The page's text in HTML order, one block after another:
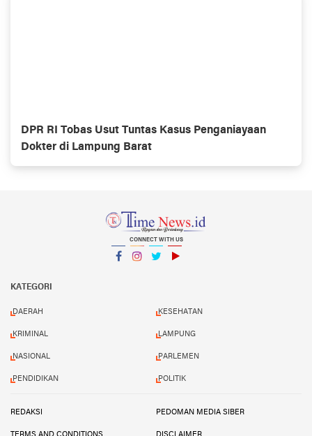
DPR RI Tobas Usut Tuntas Kasus Penganiayaan
Dokter di Lampung Barat
CONNECT WITH US
KATEGORI
DAERAH KESEHATAN
KRIMINAL LAMPUNG
NASIONAL PARLEMEN
PENDIDIKAN POLITIK
REDAKSI PEDOMAN MEDIA SIBER